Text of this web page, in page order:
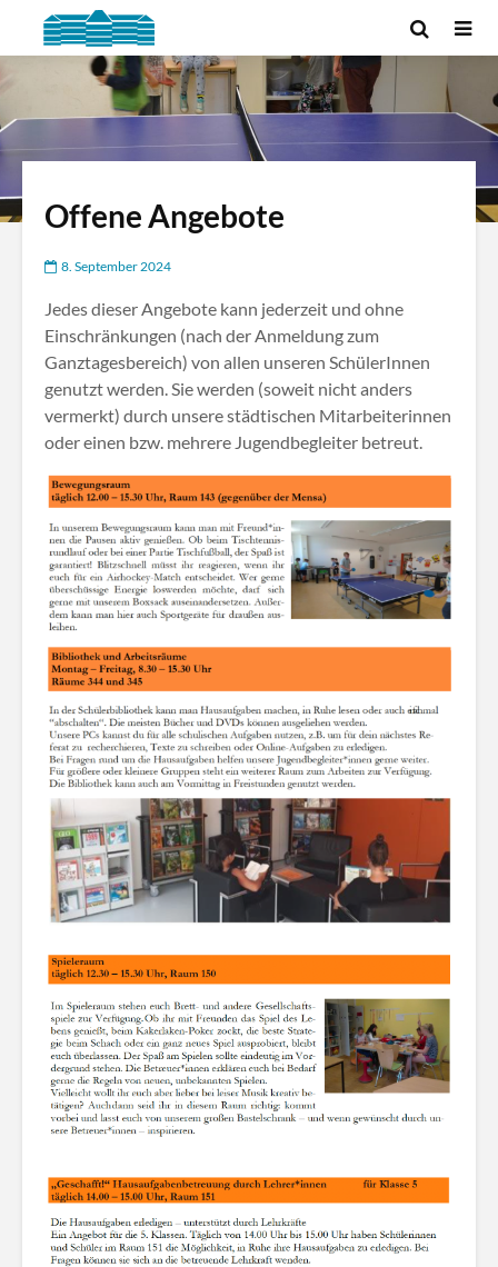
Offene Angebote
8. September 2024
Jedes dieser Angebote kann jederzeit und ohne
Einschränkungen (nach der Anmeldung zum
Ganztagesbereich) von allen unseren SchülerInnen
genutzt werden. Sie werden (soweit nicht anders
vermerkt) durch unsere städtischen Mitarbeiterinnen
oder einen bzw. mehrere Jugendbegleiter betreut.